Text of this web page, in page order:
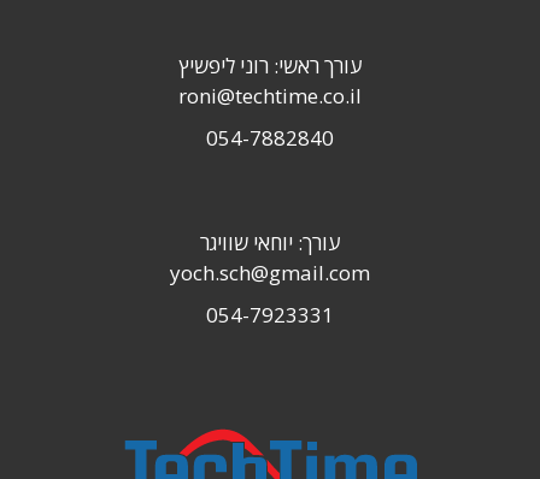
עורך ראשי: רוני ליפשיץ
roni@techtime.co.il
054-7882840
עורך: יוחאי שוויגר
yoch.sch@gmail.com
054-7923331